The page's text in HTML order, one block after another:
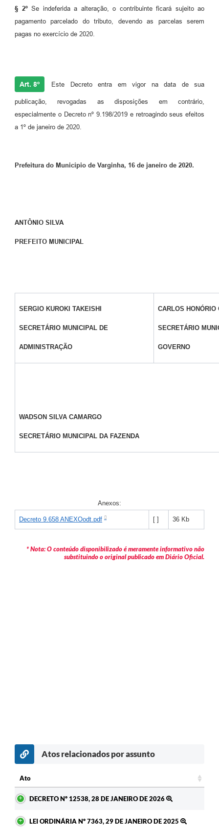
§ 2º Se indeferida a alteração, o contribuinte ficará sujeito ao
pagamento parcelado do tributo, devendo as parcelas serem
pagas no exercício de 2020.
Art. 8º Este Decreto entra em vigor na data de sua
publicação, revogadas as disposições em contrário,
especialmente o Decreto nº 9.198/2019 e retroagindo seus efeitos
a 1º de janeiro de 2020.
Prefeitura do Município de Varginha, 16 de janeiro de 2020.
ANTÔNIO SILVA
PREFEITO MUNICIPAL
SERGIO KUROKI TAKEISHI
SECRETÁRIO MUNICIPAL DE
ADMINISTRAÇÃO
CARLOS HONÓRIO
SECRETÁRIO
GOVERNO
WADSON SILVA CAMARGO
SECRETÁRIO MUNICIPAL DA FAZENDA
Anexos:
Decreto 9.658 ANEXOodt.pdf [ ] 36 Kb
* Nota: O conteúdo disponibilizado é meramente informativo não
substituindo o original publicado em Diário Oficial.
Atos relacionados por assunto
Ato
DECRETO Nº 12538, 28 DE JANEIRO DE 2026
LEI ORDINÁRIA Nº 7363, 29 DE JANEIRO DE 2025